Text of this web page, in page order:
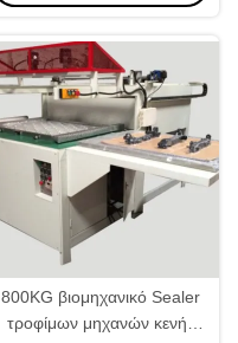
800KG βιομηχανικό Sealer
τροφίμων μηχανών κενής